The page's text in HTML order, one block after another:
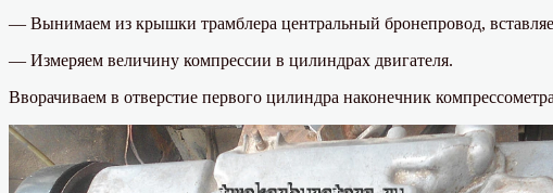
— Вынимаем из крышки трамблера центральный бронепровод,
— Измеряем величину компрессии в цилиндрах двигателя.
Вворачиваем в отверстие первого цилиндра наконечник